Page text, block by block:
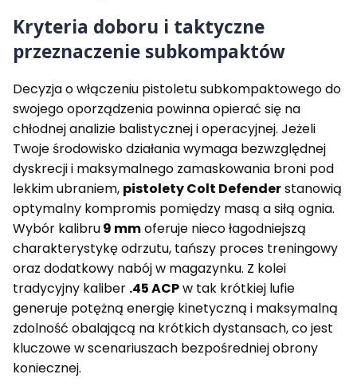
Kryteria doboru i taktyczne
przeznaczenie subkompaktów
Decyzja o włączeniu pistoletu subkompaktowego do
swojego oporządzenia powinna opierać się na
chłodnej analizie balistycznej i operacyjnej. Jeżeli
Twoje środowisko działania wymaga bezwzględnej
dyskrecji i maksymalnego zamaskowania broni pod
lekkim ubraniem, pistolety Colt Defenderstanowią
optymalny kompromis pomiędzy masą a siłą ognia.
Wybór kalibru9 mmoferuje nieco łagodniejszą
charakterystykę odrzutu, tańszy proces treningowy
oraz dodatkowy nabój w magazynku. Z kolei
tradycyjny kaliber .45 ACPw tak krótkiej lufie
generuje potężną energię kinetyczną i maksymalną
zdolność obalającą na krótkich dystansach, co jest
kluczowe w scenariuszach bezpośredniej obrony
koniecznej.